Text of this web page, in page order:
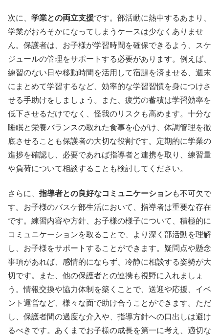
次に、 学業との両立支援です。部活動に熱中するあまり、
学業がおろそかになってしまうケースは少なくありませ
ん。保護者は、お子様が学習時間を確保できるよう、スケ
ジュールの管理をサポートする必要があります。例えば、
練習のない日や移動時間を活用して宿題を済ませる、週末
にまとめて学習するなど、効率的な学習習慣を身につけさ
せる手助けをしましょう。また、疲労の蓄積は学習効率を
低下させるだけでなく、怪我のリスクも高めます。十分な
睡眠と栄養バランスの取れた食事を心がけ、体調管理を徹
底させることも保護者の大切な役割です。定期的に学業の
進捗を確認し、必要であれば指導者と連携を取り、練習量
や負荷について相談することも検討してください。
さらに、 指導者との良好なコミュニケーションも不可欠で
す。お子様のバスケ部生活において、指導者は重要な存在
です。練習内容や方針、お子様の様子について、積極的に
コミュニケーションを取ることで、より深く部活動を理解
し、お子様をサポートすることができます。疑問点や懸念
事項があれば、感情的にならず、冷静に相談する姿勢が大
切です。また、他の保護者との連携も視野に入れましょ
う。情報交換や協力体制を築くことで、送迎や応援、イベ
ント運営など、様々な面で助け合うことができます。ただ
し、保護者間の過度な介入や、指導方針への口出しは避け
るべきです。あくまでお子様の成長を第一に考え、適切な